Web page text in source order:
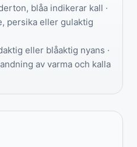
blåa indikerar kall ·
persika eller gulaktig
eller blåaktig nyans ·
av varma och kalla